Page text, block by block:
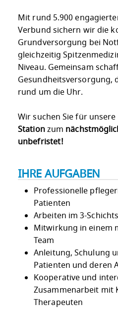
Mit rund 5.900
Verbund sichern wir die
Grundversorgung bei
gleichzeitig
Niveau. Gemeinsam
Gesundheitsversorgung,
rund um die Uhr.
Wir suchen Sie für unsere
Stationzum
unbefristet!
IHRE AUFGABEN
Professionelle
Patienten
Arbeiten im 3-
Mitwirkung in einem
Team
Anleitung, Schulung
Patienten und deren
Kooperative und
Zusammenarbeit mit
Therapeuten